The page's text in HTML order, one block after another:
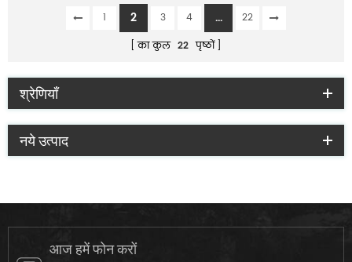
1 2 3 4 ...
22
का कुल 22 पृष्ठों
श्रेणियाँ
नये उत्पाद
आज हमें फोन करों